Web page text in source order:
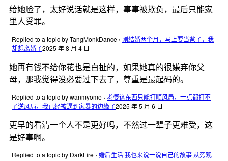
给她脸了，太好说话就是这样，事事被欺负，最后只能家
里人受罪。
Replied to a topic by TangMonkDance › 刚结婚两个月，马上要当爸了，我
却想离婚了2025 年 8 月 4 日
她再有钱不给你花也是白扯的，如果她真的很嫌弃你父
母，那我觉得没必要过下去了，尊重是最起码的。
Replied to a topic by wanmyome › 老婆这东西只能打顺风局，一点都打不
了逆风局，我已经被逼到家暴的边缘了2025 年 5 月 6 日
更早的看清一个人不是更好吗，不然过一辈子更难受，这
是好事啊。
Replied to a topic by DarkFire › 婚后生活 我也来说一说自己的故事 从旁观